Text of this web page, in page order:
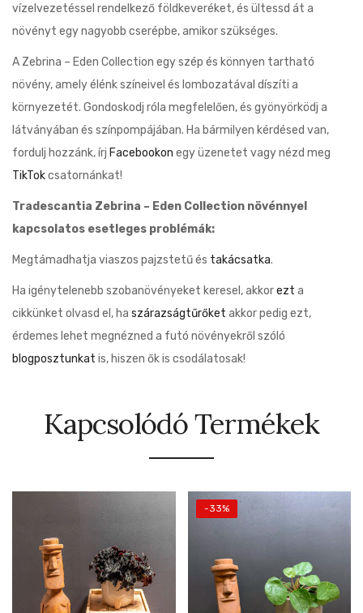
vízelvezetéssel rendelkező földkeveréket, és ültessd át a
növényt egy nagyobb cserépbe, amikor szükséges.
A Zebrina – Eden Collection egy szép és könnyen tartható
növény, amely élénk színeivel és lombozatával díszíti a
környezetét. Gondoskodj róla megfelelően, és gyönyörködj a
látványában és színpompájában. Ha bármilyen kérdésed van,
fordulj hozzánk, írj Facebookon egy üzenetet vagy nézd meg
TikTokcsatornánkat!
Tradescantia Zebrina – Eden Collection növénnyel
kapcsolatos esetleges problémák:
Megtámadhatja viaszos pajzstetű és takácsatka.
Ha igénytelenebb szobanövényeket keresel, akkorezt a
cikkünket olvasd el, ha szárazságtűrőket akkor pedig ezt,
érdemes lehet megnézned a futó növényekről szóló
blogposztunkat is, hiszen ők is csodálatosak!
Kapcsolódó Termékek
-33%